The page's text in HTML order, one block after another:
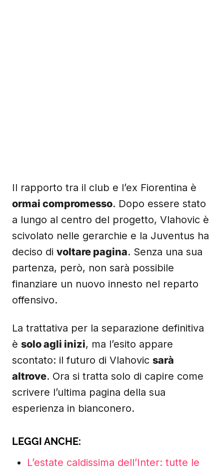
Il rapporto tra il club e l’ex Fiorentina è
ormai compromesso. Dopo essere stato
a lungo al centro del progetto, Vlahovic è
scivolato nelle gerarchie e la Juventus ha
deciso di voltare pagina. Senza una sua
partenza, però, non sarà possibile
finanziare un nuovo innesto nel reparto
offensivo.
La trattativa per la separazione definitiva
è solo agli inizi, ma l’esito appare
scontato: il futuro di Vlahovic sarà
altrove. Ora si tratta solo di capire come
scrivere l’ultima pagina della sua
esperienza in bianconero.
LEGGI ANCHE:
L’estate caldissima dell’Inter: tutte le